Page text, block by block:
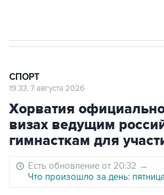
СПОРТ
19:33, 7 августа 2026
Хорватия
визах ведущим
гимнасткам для
Есть обновление от 20:32 →
Что произошло за день: